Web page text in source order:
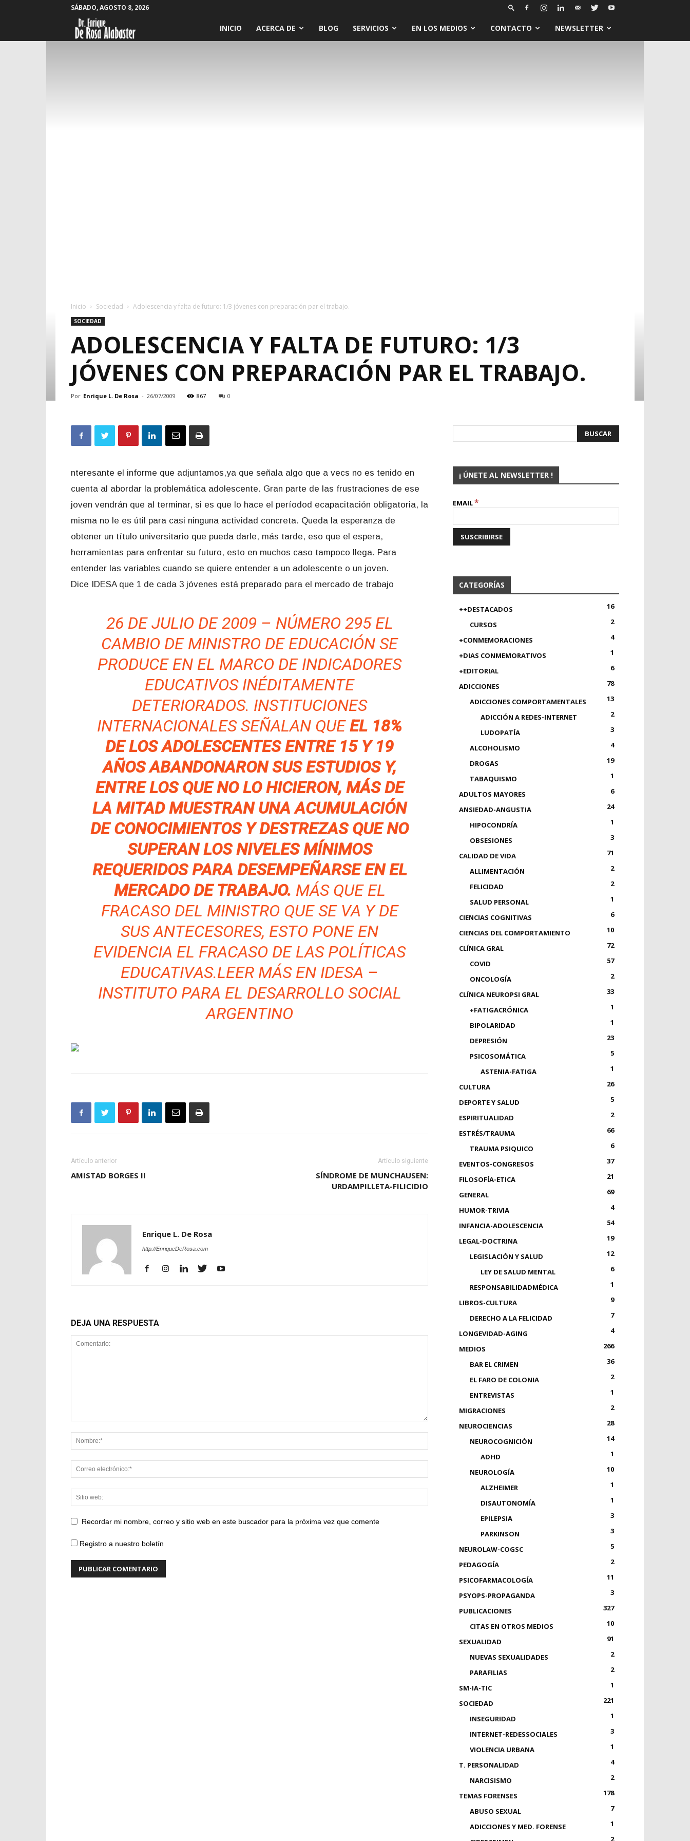
SÁBADO, AGOSTO 8, 2026
INICIO ACERCA DE BLOG SERVICIOS EN LOS MEDIOS CONTACTO NEWSLETTER
Inicio Sociedad Adolescencia y falta de futuro: 1/3 jóvenes con preparación par el trabajo.
SOCIEDAD
ADOLESCENCIA Y FALTA DE FUTURO: 1/3
JÓVENES CON PREPARACIÓN PAR EL TRABAJO.
Por Enrique L. De Rosa - 26/07/2009 867 0
nteresante el informe que adjuntamos,ya que señala algo que a vecs no es tenido en
cuenta al abordar la problemática adolescente. Gran parte de las frustraciones de ese
joven vendrán que al terminar, si es que lo hace el períodod ecapacitación obligatoria, la
misma no le es útil para casi ninguna actividad concreta. Queda la esperanza de
obtener un título universitario que pueda darle, más tarde, eso que el espera,
herramientas para enfrentar su futuro, esto en muchos caso tampoco llega. Para
entender las variables cuando se quiere entender a un adolescente o un joven.
Dice IDESA que 1 de cada 3 jóvenes está preparado para el mercado de trabajo
26 DE JULIO DE 2009 – NÚMERO 295 EL
CAMBIO DE MINISTRO DE EDUCACIÓN SE
PRODUCE EN EL MARCO DE INDICADORES
EDUCATIVOS INÉDITAMENTE
DETERIORADOS. INSTITUCIONES
INTERNACIONALES SEÑALAN QUEEL 18%
DE LOS ADOLESCENTES ENTRE 15 Y 19
AÑOS ABANDONARON SUS ESTUDIOS Y,
ENTRE LOS QUE NO LO HICIERON, MÁS DE
LA MITAD MUESTRAN UNA ACUMULACIÓN
DE CONOCIMIENTOS Y DESTREZAS QUE NO
SUPERAN LOS NIVELES MÍNIMOS
REQUERIDOS PARA DESEMPEÑARSE EN EL
MERCADO DE TRABAJO. MÁS QUE EL
FRACASO DEL MINISTRO QUE SE VA Y DE
SUS ANTECESORES, ESTO PONE EN
EVIDENCIA EL FRACASO DE LAS POLÍTICAS
EDUCATIVAS.LEER MÁS EN IDESA –
INSTITUTO PARA EL DESARROLLO SOCIAL
ARGENTINO
Artículo anterior
AMISTAD BORGES II
Artículo siguiente
SÍNDROME DE MUNCHAUSEN:
URDAMPILLETA-FILICIDIO
Enrique L. De Rosa
http://EnriqueDeRosa.com
DEJA UNA RESPUESTA
Recordar mi nombre, correo y sitio web en este buscador para la próxima vez que comente
Registro a nuestro boletín
¡ ÚNETE AL NEWSLETTER !
EMAIL*
CATEGORÍAS
++DESTACADOS
16
CURSOS
2
+CONMEMORACIONES
4
+DIAS CONMEMORATIVOS
1
+EDITORIAL
6
ADICCIONES
78
ADICCIONES COMPORTAMENTALES
13
ADICCIÓN A REDES-INTERNET
2
LUDOPATÍA
3
ALCOHOLISMO
4
DROGAS
19
TABAQUISMO
1
ADULTOS MAYORES
6
ANSIEDAD-ANGUSTIA
24
HIPOCONDRÍA
1
OBSESIONES
3
CALIDAD DE VIDA
71
ALLIMENTACIÓN
2
FELICIDAD
2
SALUD PERSONAL
1
CIENCIAS COGNITIVAS
6
CIENCIAS DEL COMPORTAMIENTO
10
CLÍNICA GRAL
72
COVID
57
ONCOLOGÍA
2
CLÍNICA NEUROPSI GRAL
33
+FATIGACRÓNICA
1
BIPOLARIDAD
1
DEPRESIÓN
23
PSICOSOMÁTICA
5
ASTENIA-FATIGA
1
CULTURA
26
DEPORTE Y SALUD
5
ESPIRITUALIDAD
2
ESTRÉS/TRAUMA
66
TRAUMA PSIQUICO
6
EVENTOS-CONGRESOS
37
FILOSOFÍA-ETICA
21
GENERAL
69
HUMOR-TRIVIA
4
INFANCIA-ADOLESCENCIA
54
LEGAL-DOCTRINA
19
LEGISLACIÓN Y SALUD
12
LEY DE SALUD MENTAL
6
RESPONSABILIDADMÉDICA
1
LIBROS-CULTURA
9
DERECHO A LA FELICIDAD
7
LONGEVIDAD-AGING
4
MEDIOS
266
BAR EL CRIMEN
36
EL FARO DE COLONIA
2
ENTREVISTAS
1
MIGRACIONES
2
NEUROCIENCIAS
28
NEUROCOGNICIÓN
14
ADHD
1
NEUROLOGÍA
10
ALZHEIMER
1
DISAUTONOMÍA
1
EPILEPSIA
3
PARKINSON
3
NEUROLAW-COGSC
5
PEDAGOGÍA
2
PSICOFARMACOLOGÍA
11
PSYOPS-PROPAGANDA
3
PUBLICACIONES
327
CITAS EN OTROS MEDIOS
10
SEXUALIDAD
91
NUEVAS SEXUALIDADES
2
PARAFILIAS
2
SM-IA-TIC
1
SOCIEDAD
221
INSEGURIDAD
1
INTERNET-REDESSOCIALES
3
VIOLENCIA URBANA
1
T. PERSONALIDAD
4
NARCISISMO
2
TEMAS FORENSES
178
ABUSO SEXUAL
7
ADICCIONES Y MED. FORENSE
1
2